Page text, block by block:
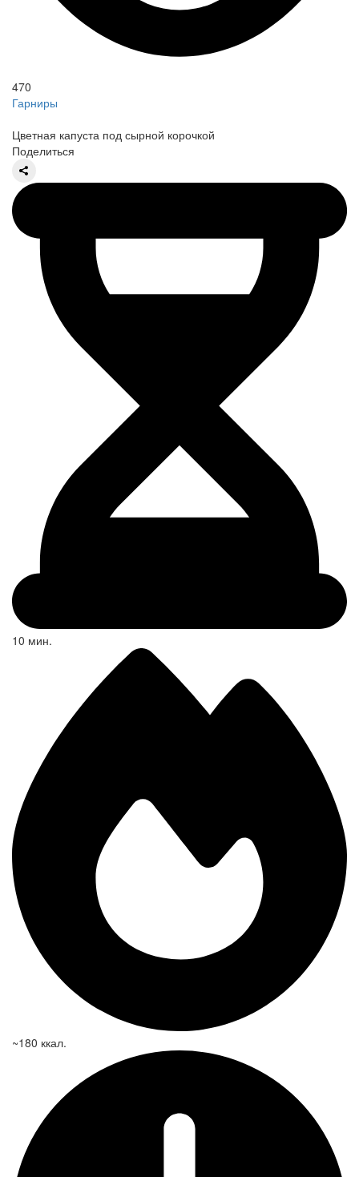
470
Гарниры
Цветная капуста под сырной корочкой
Поделиться
10 мин.
~180 ккал.